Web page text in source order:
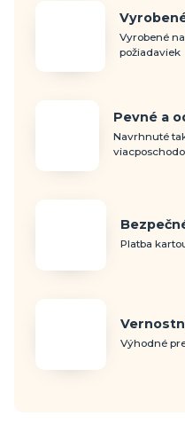
Vyrobené
požiadaviek
Pevné a
Navrhnuté
Platba
Výhodné